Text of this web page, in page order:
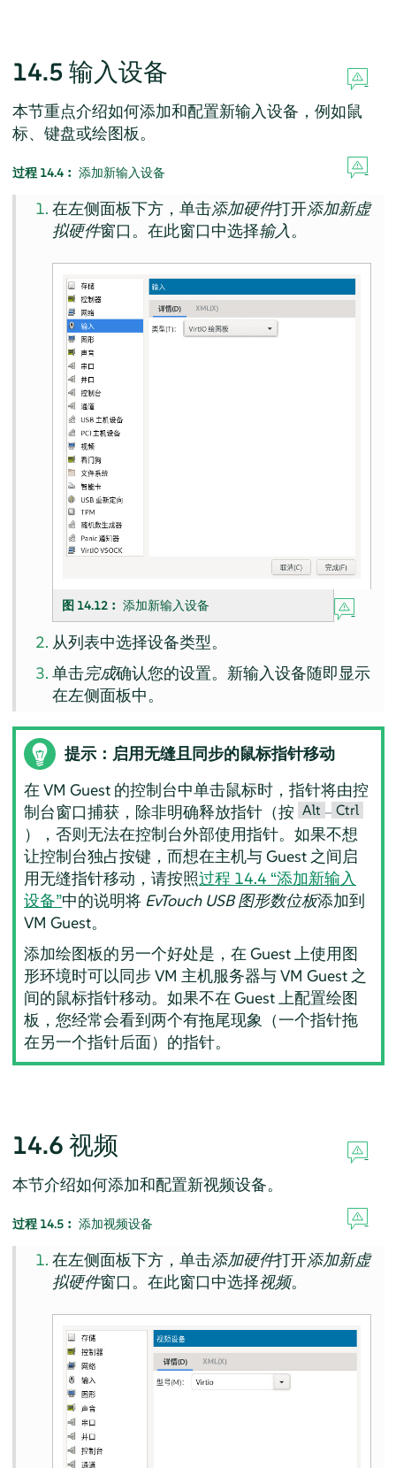
14.5 输入设备
本节重点介绍如何添加和配置新输入设备，例如鼠
标、键盘或绘图板。
过程 14.4︰ 添加新输入设备
在左侧面板下方，单击添加硬件打开添加新虚
拟硬件窗口。在此窗口中选择输入。
图 14.12︰添加新输入设备
从列表中选择设备类型。
单击完成确认您的设置。新输入设备随即显示
在左侧面板中。
提示：启用无缝且同步的鼠标指针移动
在 VM Guest 的控制台中单击鼠标时，指针将由控
制台窗口捕获，除非明确释放指针（按 Alt – Ctrl
），否则无法在控制台外部使用指针。如果不想
让控制台独占按键，而想在主机与 Guest 之间启
用无缝指针移动，请按照过程 14.4 “添加新输入
设备”中的说明将 EvTouch USB 图形数位板添加到
VM Guest。
添加绘图板的另一个好处是，在 Guest 上使用图
形环境时可以同步 VM 主机服务器与 VM Guest 之
间的鼠标指针移动。如果不在 Guest 上配置绘图
板，您经常会看到两个有拖尾现象（一个指针拖
在另一个指针后面）的指针。
14.6 视频
本节介绍如何添加和配置新视频设备。
过程 14.5︰ 添加视频设备
在左侧面板下方，单击添加硬件打开添加新虚
拟硬件窗口。在此窗口中选择视频。